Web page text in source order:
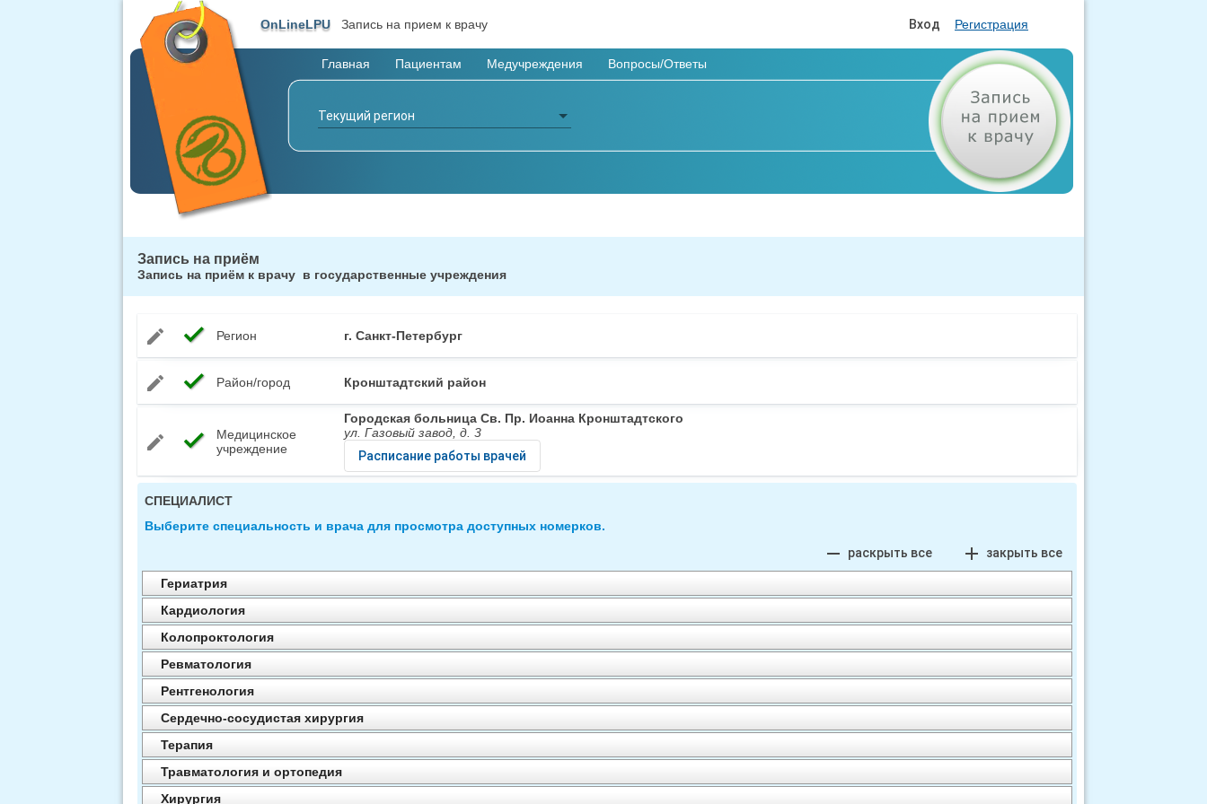
OnLineLPU Запись на прием к врачу Вход Регистрация
Текущий регион
Текущий регион
Главная Пациентам Медучреждения Вопросы/Ответы
Запись на приём
Запись на приём к врачу в государственные учреждения
edit check Регион г. Санкт-Петербург
edit check Район/город Кронштадтский район
edit check
Медицинское
учреждение
Городская больница Св. Пр. Иоанна Кронштадтского
ул. Газовый завод, д. 3
Расписание работы врачей
СПЕЦИАЛИСТ
Выберите специальность и врача для просмотра доступных номерков.
remove раскрыть все add закрыть все
Гериатрия
Кардиология
Колопроктология
Ревматология
Рентгенология
Сердечно-сосудистая хирургия
Терапия
Травматология и ортопедия
Хирургия